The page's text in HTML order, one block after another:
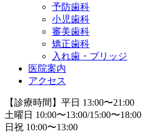
予防歯科
小児歯科
審美歯科
矯正歯科
入れ歯・ブリッジ
医院案内
アクセス
【診療時間】平日 13:00〜21:00
土曜日 10:00〜13:00/15:00〜18:00
日祝 10:00〜13:00